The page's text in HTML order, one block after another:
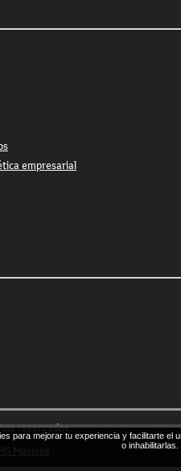
empresarial
reservados.
para mejorar tu experiencia y facilitarte el
o